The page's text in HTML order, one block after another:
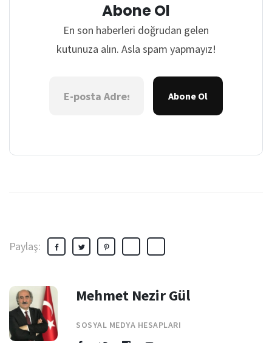
Abone Ol
En son haberleri doğrudan gelen
kutunuza alın. Asla spam yapmayız!
Abone Ol
Paylaş:
Mehmet Nezir Gül
SOSYAL MEDYA HESAPLARI